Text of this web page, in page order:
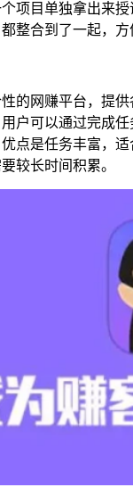
项目单独拿出来
整合到了一起，方
的网赚平台，提
户可以通过完成
点是任务丰富，
较长时间积累。